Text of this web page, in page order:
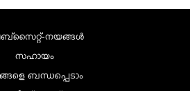
നയങ്ങള്‍
സഹായം
ബന്ധപ്പെടാം